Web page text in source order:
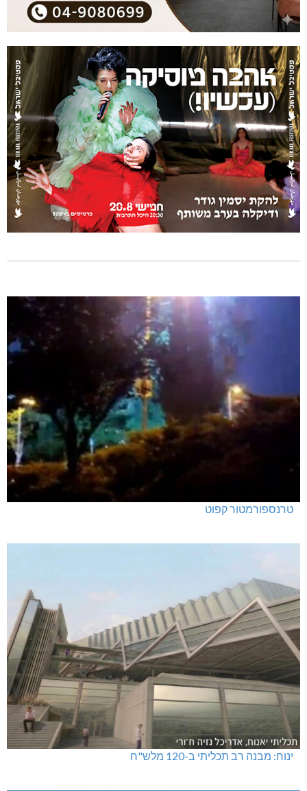
טרנספורמטור קפוט
ינוח: מבנה רב תכליתי ב-120 מלש"ח